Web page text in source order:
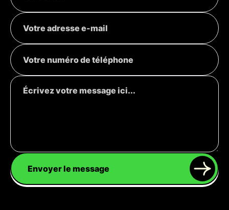
Envoyer le message